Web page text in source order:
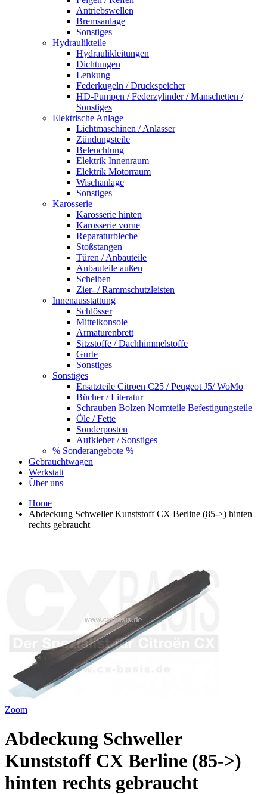
Antriebswellen
Bremsanlage
Sonstiges
Hydraulikteile
Hydraulikleitungen
Dichtungen
Lenkung
Federkugeln / Druckspeicher
HD-Pumpen / Federzylinder / Manschetten /
Sonstiges
Elektrische Anlage
Lichtmaschinen / Anlasser
Zündungsteile
Beleuchtung
Elektrik Innenraum
Elektrik Motorraum
Wischanlage
Sonstiges
Karosserie
Karosserie hinten
Karosserie vorne
Reparaturbleche
Stoßstangen
Türen / Anbauteile
Anbauteile außen
Scheiben
Zier- / Rammschutzleisten
Innenausstattung
Schlösser
Mittelkonsole
Armaturenbrett
Sitzstoffe / Dachhimmelstoffe
Gurte
Sonstiges
Sonstiges
Ersatzteile Citroen C25 / Peugeot J5/ WoMo
Bücher / Literatur
Schrauben Bolzen Normteile Befestigungsteile
Öle / Fette
Sonderposten
Aufkleber / Sonstiges
% Sonderangebote %
Gebrauchtwagen
Werkstatt
Über uns
Home
Abdeckung Schweller Kunststoff CX Berline (85->) hinten
rechts gebraucht
Zoom
Abdeckung Schweller
Kunststoff CX Berline (85->)
hinten rechts gebraucht